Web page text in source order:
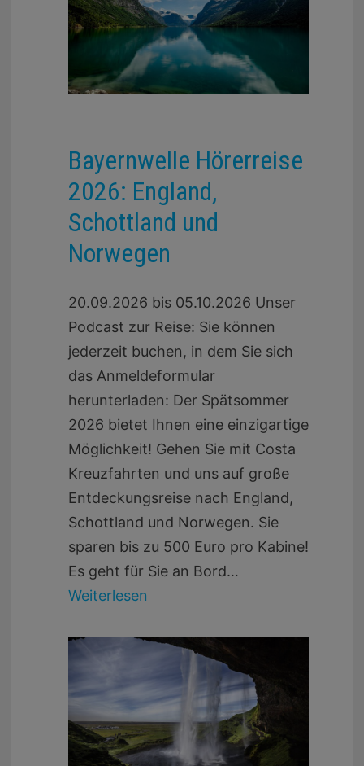
Bayernwelle Hörerreise
2026: England,
Schottland und
Norwegen
20.09.2026 bis 05.10.2026 Unser
Podcast zur Reise: Sie können
jederzeit buchen, in dem Sie sich
das Anmeldeformular
herunterladen: Der Spätsommer
2026 bietet Ihnen eine einzigartige
Möglichkeit! Gehen Sie mit Costa
Kreuzfahrten und uns auf große
Entdeckungsreise nach England,
Schottland und Norwegen. Sie
sparen bis zu 500 Euro pro Kabine!
Es geht für Sie an Bord…
Weiterlesen